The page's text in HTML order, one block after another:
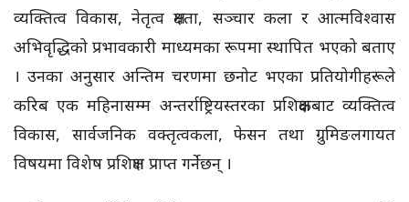
व्यक्तित्व विकास, नेतृत्व क्षमता, सञ्चार कला र आत्मविश्वास
अभिवृद्धिको प्रभावकारी माध्यमका रूपमा स्थापित भएको बताए
। उनका अनुसार अन्तिम चरणमा छनोट भएका प्रतियोगीहरूले
करिब एक महिनासम्म अन्तर्राष्ट्रियस्तरका प्रशिक्षकबाट व्यक्तित्व
विकास, सार्वजनिक वक्तृत्वकला, फेसन तथा ग्रुमिङलगायत
विषयमा विशेष प्रशिक्षण प्राप्त गर्नेछन् ।